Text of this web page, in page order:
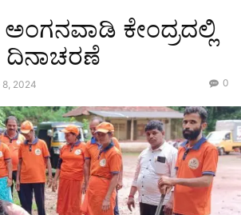
ಅಂಗನವಾಡಿ ಕೇಂದ್ರದಲ್ಲಿ
ದಿನಾಚರಣೆ
8, 2024 0